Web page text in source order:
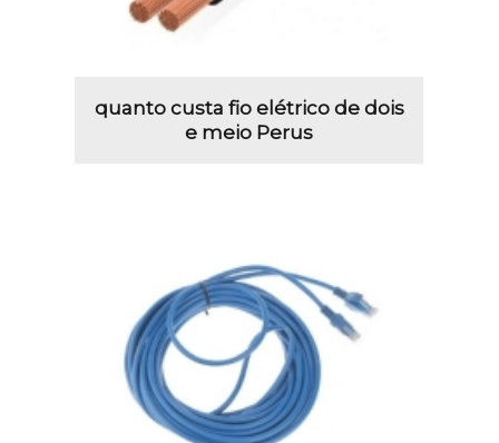
quanto custa fio elétrico de dois
e meio Perus